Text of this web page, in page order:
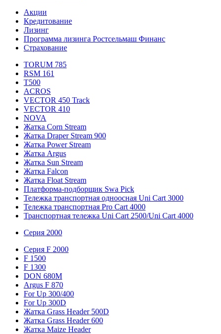
Акции
Кредитование
Лизинг
Программа лизинга Ростсельмаш Финанс
Страхование
TORUM 785
RSM 161
T500
ACROS
VECTOR 450 Track
VECTOR 410
NOVA
Жатка Corn Stream
Жатка Draper Stream 900
Жатка Power Stream
Жатка Argus
Жатка Sun Stream
Жатка Falcon
Жатка Floаt Stream
Платформа-подборщик Swa Pick
Тележка транспортная одноосная Uni Cart 3000
Тележка транспортная Pro Cart 4000
Транспортная тележка Uni Cart 2500/Uni Cart 4000
Серия 2000
Серия F 2000
F 1500
F 1300
DON 680M
Argus F 870
For Up 300/400
For Up 300D
Жатка Grass Header 500D
Жатка Grass Header 600
Жатка Maize Header